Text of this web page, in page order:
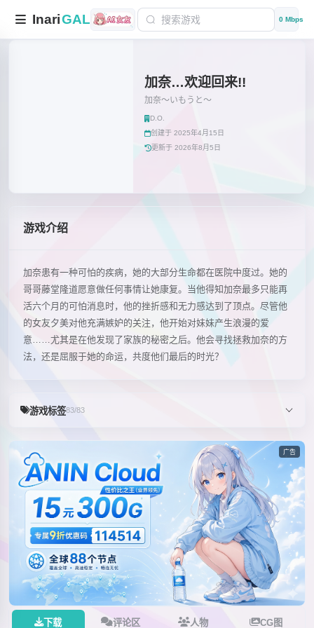
InariGAL 0 Mbps
加奈…欢迎回来!!
加奈～いもうと～
D.O.
创建于 2025年4月15日
更新于 2026年8月5日
游戏介绍
加奈患有一种可怕的疾病，她的大部分生命都在医院中度过。她的
哥哥藤堂隆道愿意做任何事情让她康复。当他得知加奈最多只能再
活六个月的可怕消息时，他的挫折感和无力感达到了顶点。尽管他
的女友夕美对他充满嫉妒的关注，他开始对妹妹产生浪漫的爱
意……尤其是在他发现了家族的秘密之后。他会寻找拯救加奈的方
法，还是屈服于她的命运，共度他们最后的时光？
游戏标签83/83
广告
下载 评论区 人物 CG图